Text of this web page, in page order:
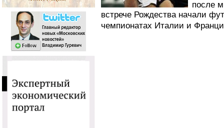
после
встрече Рождества начали
чемпионатах Италии и